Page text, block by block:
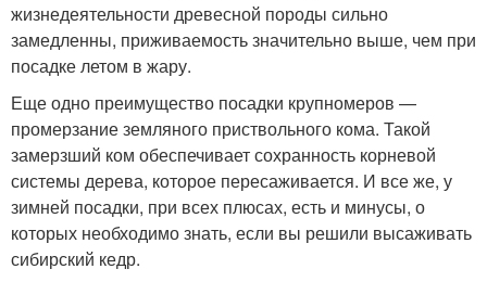
жизнедеятельности древесной породы сильно
замедленны, приживаемость значительно выше, чем при
посадке летом в жару.
Еще одно преимущество посадки крупномеров —
промерзание земляного приствольного кома. Такой
замерзший ком обеспечивает сохранность корневой
системы дерева, которое пересаживается. И все же, у
зимней посадки, при всех плюсах, есть и минусы, о
которых необходимо знать, если вы решили высаживать
сибирский кедр.